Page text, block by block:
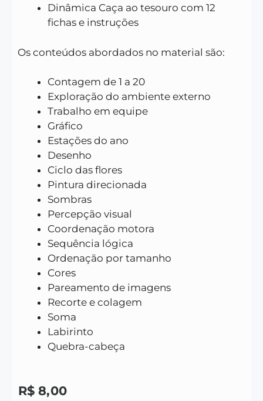
Dinâmica Caça ao tesouro com 12
fichas e instruções
Os conteúdos abordados no material são:
Contagem de 1 a 20
Exploração do ambiente externo
Trabalho em equipe
Gráfico
Estações do ano
Desenho
Ciclo das flores
Pintura direcionada
Sombras
Percepção visual
Coordenação motora
Sequência lógica
Ordenação por tamanho
Cores
Pareamento de imagens
Recorte e colagem
Soma
Labirinto
Quebra-cabeça
R$ 8,00